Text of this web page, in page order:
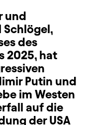
und
des
2025, hat
Putin und
im Westen
auf die
der USA